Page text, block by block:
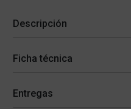
Descripción
Ficha técnica
Entregas